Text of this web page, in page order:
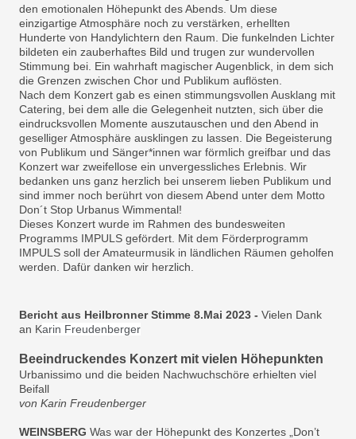
den emotionalen Höhepunkt des Abends. Um diese
einzigartige Atmosphäre noch zu verstärken, erhellten
Hunderte von Handylichtern den Raum. Die funkelnden Lichter
bildeten ein zauberhaftes Bild und trugen zur wundervollen
Stimmung bei. Ein wahrhaft magischer Augenblick, in dem sich
die Grenzen zwischen Chor und Publikum auflösten.
Nach dem Konzert gab es einen stimmungsvollen Ausklang mit
Catering, bei dem alle die Gelegenheit nutzten, sich über die
eindrucksvollen Momente auszutauschen und den Abend in
geselliger Atmosphäre ausklingen zu lassen. Die Begeisterung
von Publikum und Sänger*innen war förmlich greifbar und das
Konzert war zweifellose ein unvergessliches Erlebnis. Wir
bedanken uns ganz herzlich bei unserem lieben Publikum und
sind immer noch berührt von diesem Abend unter dem Motto
Don´t Stop Urbanus Wimmental!
Dieses Konzert wurde im Rahmen des bundesweiten
Programms IMPULS gefördert. Mit dem Förderprogramm
IMPULS soll der Amateurmusik in ländlichen Räumen geholfen
werden. Dafür danken wir herzlich.
Bericht aus Heilbronner Stimme 8.Mai 2023 - Vielen Dank
an Karin Freudenberger
Beeindruckendes Konzert mit vielen Höhepunkten
Urbanissimo und die beiden Nachwuchschöre erhielten viel
Beifall
von Karin Freudenberger
WEINSBERG Was war der Höhepunkt des Konzertes „Don’t